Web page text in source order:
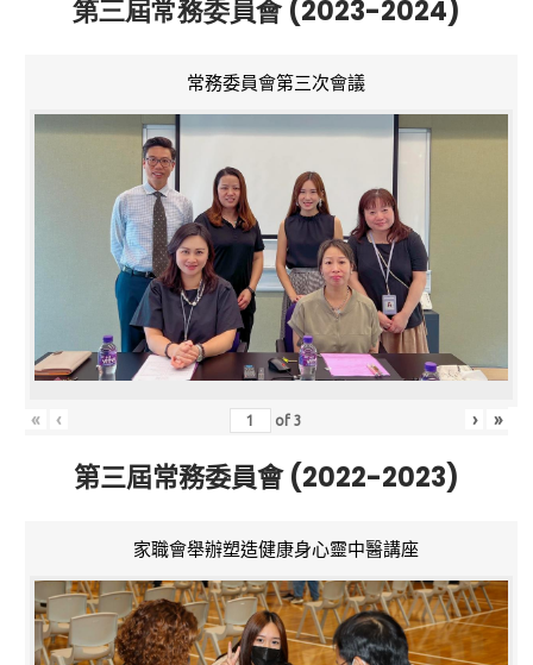
第三屆常務委員會 (2023-2024)
常務委員會第三次會議
« ‹ of3 › »
第三屆常務委員會 (2022-2023)
家職會舉辦塑造健康身心靈中醫講座